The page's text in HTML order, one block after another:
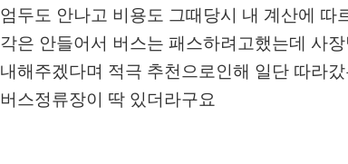
엄두도 안나고 비용도 그때당시 내 계산에
각은 안들어서 버스는 패스하려고했는데 사
내해주겠다며 적극 추천으로인해 일단 따라
버스정류장이 딱 있더라구요